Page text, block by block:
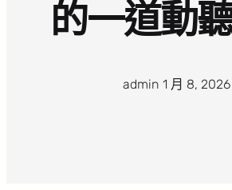
的一道動
admin 1 月 8, 2026